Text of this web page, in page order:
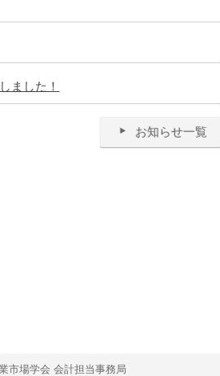
ました！
お知らせ一覧
市場学会 会計担当事務局